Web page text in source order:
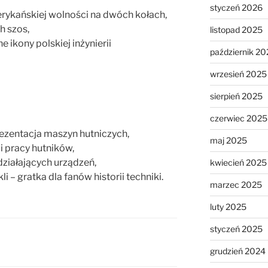
wolności na dwóch kołach,
szos,
ikony polskiej inżynierii
maszyn hutniczych,
pracy hutników,
urządzeń,
– gratka dla fanów historii techniki.
styczeń 2026
listopad 2025
październik
wrzesień 2025
sierpień 2025
czerwiec 2025
maj 2025
kwiecień 2025
marzec 2025
luty 2025
styczeń 2025
grudzień 2024